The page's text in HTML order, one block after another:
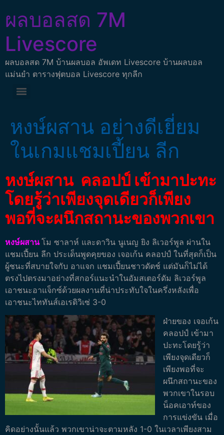
ผลบอลสด 7M
Livescore
ผลบอลสด 7M บ้านผลบอล อัพเดท Livescore บ้านผลบอล
แม่นยำ ตารางฟุตบอล Livescore ทุกลีก
หงษ์ผสาน อย่างดีเยี่ยม
ในเกมแชมเปี้ยน ลีก
หงษ์ผสาน คลอปป์ เข้ามาปะทะ
โดยรู้ว่าเพียงจุดเดียวก็เพียง
พอที่จะผนึกสถานะของพวกเขา
หงษ์ผสาน โม ซาลาห์ และดาวิน นูเนญ ยิง ลิเวอร์พูล ผ่านใน
แชมเปี้ยน ลีก ประเด็นพูดคุยของ เจอเก้น คลอปป์ ในที่สุดก็เป็น
ผู้ชนะที่สบายใจกับ อาแจก แชมเปี้ยนชาวดัตช์ แต่มันก็ไม่ได้
ตรงไปตรงมาอย่างที่สกอร์แนะนำในอัมสเตอร์ดัม ลิเวอร์พูล
เอาชนะอาแจ็กซ์ด้วยผลงานที่น่าประทับใจในครึ่งหลังเพื่อ
เอาชนะไททันส์เอเรดิวิเซ่ 3-0
ฝ่ายของ เจอเก้น
คลอปป์ เข้ามา
ปะทะโดยรู้ว่า
เพียงจุดเดียวก็
เพียงพอที่จะ
ผนึกสถานะของ
พวกเขาในรอบ
น็อคเอาท์ของ
การแข่งขัน เมื่อ
คิดอย่างนั้นแล้ว พวกเขาน่าจะตามหลัง 1-0 ในเวลาเพียงสาม